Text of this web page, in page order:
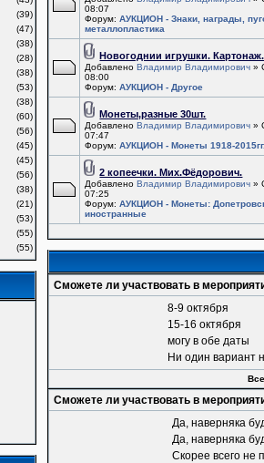
(39)
(47)
(38)
(28)
(38)
(53)
(38)
(60)
(56)
(45)
(45)
(56)
(38)
(21)
(53)
(55)
(55)
08:07
Форум:АУКЦИОН - Знаки, награды,
металлопластика
Новогоднии игрушки. Картонаж.
ДобавленоВладимир Владимирович »
08:00
Форум:АУКЦИОН - Другое
Монеты,разные 30шт.
ДобавленоВладимир Владимирович »
07:47
Форум:АУКЦИОН - Монеты 1918-
2 копеечки. Мих.Фёдорович.
ДобавленоВладимир Владимирович »
07:25
Форум:АУКЦИОН - Монеты:
иностранные
Сможете ли участвовать в
8-9 октября
15-16 октября
могу в обе даты
Ни один вариант
Сможете ли участвовать в
Да, наверняка
Да, наверняка
Скорее всего не